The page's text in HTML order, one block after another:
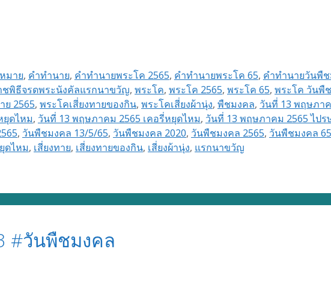
มาย, คำทำนาย, คำทำนายพระโค 2565, คำทำนายพระโค 65, คำทำนายวันพื
ชพิธีจรดพระนังคัลแรกนาขวัญ, พระโค, พระโค 2565, พระโค 65, พระโค วันพื
ย 2565, พระโคเสี่ยงทายของกิน, พระโคเสี่ยงผ้านุ่ง, พืชมงคล, วันที่ 13 พฤษภา
ดไหม, วันที่ 13 พฤษภาคม 2565 เคอรี่หยุดไหม, วันที่ 13 พฤษภาคม 2565 ไป
, วันพืชมงคล 13/5/65, วันพืชมงคล 2020, วันพืชมงคล 2565, วันพืชมงคล 65
ดไหม, เสี่ยงทาย, เสี่ยงทายของกิน, เสี่ยงผ้านุ่ง, แรกนาขวัญ
#วันพืชมงคล